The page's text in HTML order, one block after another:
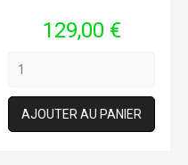
Prix
129,00 €
AJOUTER AU PANIER